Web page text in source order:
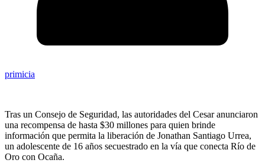
primicia
Tras un Consejo de Seguridad, las autoridades del Cesar anunciaron
una recompensa de hasta $30 millones para quien brinde
información que permita la liberación de Jonathan Santiago Urrea,
un adolescente de 16 años secuestrado en la vía que conecta Río de
Oro con Ocaña.